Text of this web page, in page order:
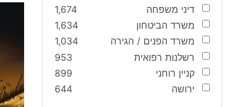
דיני משפחה
1,674
משרד הביטחון
1,634
משרד הפנים / הגירה
1,034
רשלנות רפואית
953
קניין רוחני
899
ירושה
644